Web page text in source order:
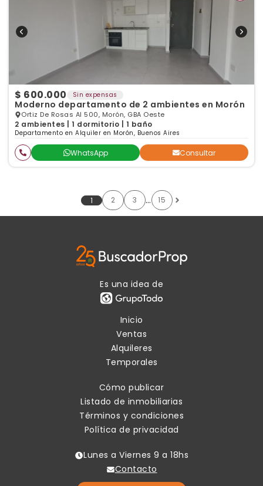
$ 600.000 Sin expensas
Moderno departamento de 2 ambientes en Morón
Ortiz De Rosas Al 500, Morón, GBA Oeste
2 ambientes | 1 dormitorio | 1 baño
Departamento en Alquiler en Morón, Buenos Aires
WhatsApp Consultar
1 2 3 … 15
Es una idea de
Inicio
Ventas
Alquileres
Temporales
Cómo publicar
Listado de inmobiliarias
Términos y condiciones
Política de privacidad
Lunes a Viernes 9 a 18hs
Contacto